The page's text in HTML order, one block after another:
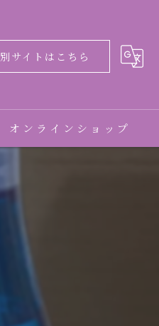
別サイトはこちら
オンラインショップ